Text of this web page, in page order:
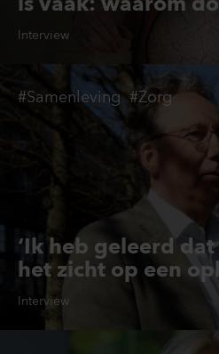
is vaak: waarom
Interview
‘Ik heb geleerd
het zicht op een
weg kan staan’
Interview
#Samenleving #Zorg